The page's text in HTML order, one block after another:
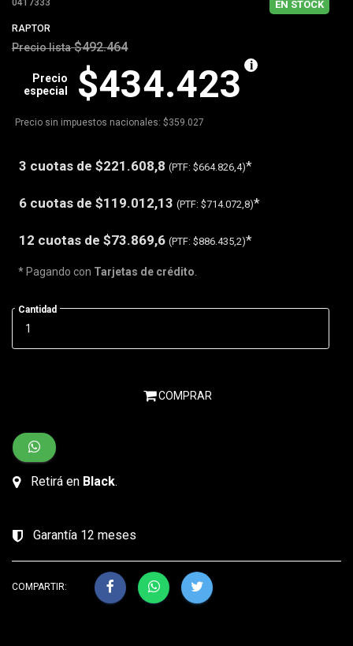
EN STOCK
RAPTOR
Precio lista $492.464
$434.423
Precio
especial
Precio sin impuestos nacionales: $359.027
3 cuotas de $221.608,8 (PTF: $664.826,4)*
6 cuotas de $119.012,13 (PTF: $714.072,8)*
12 cuotas de $73.869,6 (PTF: $886.435,2)*
* Pagando con Tarjetas de crédito
Cantidad
COMPRAR
Retirá en Black.
Garantía 12 meses
COMPARTIR: